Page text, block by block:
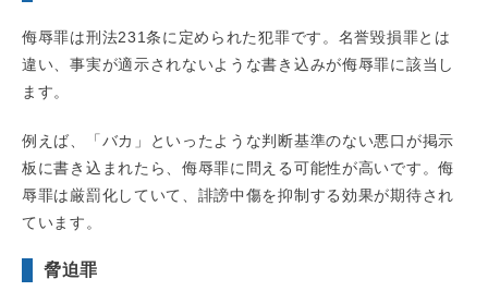
侮辱罪は刑法231条に定められた犯罪です。名誉毀損罪とは
違い、事実が適示されないような書き込みが侮辱罪に該当し
ます。
例えば、「バカ」といったような判断基準のない悪口が掲示
板に書き込まれたら、侮辱罪に問える可能性が高いです。侮
辱罪は厳罰化していて、誹謗中傷を抑制する効果が期待され
ています。
脅迫罪